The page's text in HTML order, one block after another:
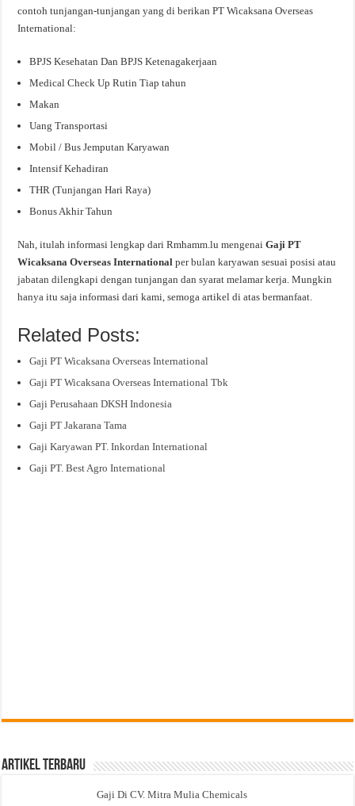
contoh tunjangan-tunjangan yang di berikan PT Wicaksana Overseas
International:
BPJS Kesehatan Dan BPJS Ketenagakerjaan
Medical Check Up Rutin Tiap tahun
Makan
Uang Transportasi
Mobil / Bus Jemputan Karyawan
Intensif Kehadiran
THR (Tunjangan Hari Raya)
Bonus Akhir Tahun
Nah, itulah informasi lengkap dari Rmhamm.lu mengenaiGaji PT
Wicaksana Overseas Internationalper bulan karyawan sesuai posisi atau
jabatan dilengkapi dengan tunjangan dan syarat melamar kerja. Mungkin
hanya itu saja informasi dari kami, semoga artikel di atas bermanfaat.
Related Posts:
Gaji PT Wicaksana Overseas International
Gaji PT Wicaksana Overseas International Tbk
Gaji Perusahaan DKSH Indonesia
Gaji PT Jakarana Tama
Gaji Karyawan PT. Inkordan International
Gaji PT. Best Agro International
Artikel Terbaru
Gaji Di CV. Mitra Mulia Chemicals